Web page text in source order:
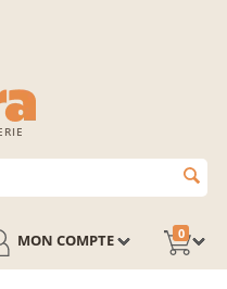
0
MON COMPTE